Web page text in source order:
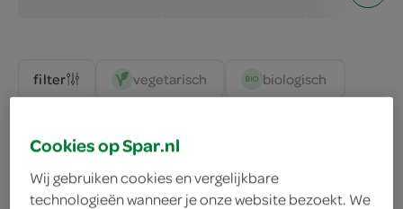
vegetarisch biologisch
filter
300 Gram
Cookies op Spar.nl
Wij gebruiken cookies en vergelijkbare
technologieën wanneer je onze website bezoekt. We